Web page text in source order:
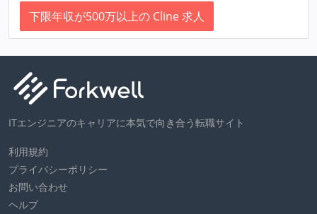
下限年収が500万以上の Cline 求人
ITエンジニアのキャリアに本気で向き合う転職サイト
利用規約
プライバシーポリシー
お問い合わせ
ヘルプ